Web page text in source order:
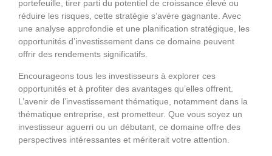
portefeuille, tirer parti du potentiel de croissance élevé ou
réduire les risques, cette stratégie s’avère gagnante. Avec
une analyse approfondie et une planification stratégique, les
opportunités d’investissement dans ce domaine peuvent
offrir des rendements significatifs.
Encourageons tous les investisseurs à explorer ces
opportunités et à profiter des avantages qu’elles offrent.
L’avenir de l’investissement thématique, notamment dans la
thématique entreprise, est prometteur. Que vous soyez un
investisseur aguerri ou un débutant, ce domaine offre des
perspectives intéressantes et mériterait votre attention.